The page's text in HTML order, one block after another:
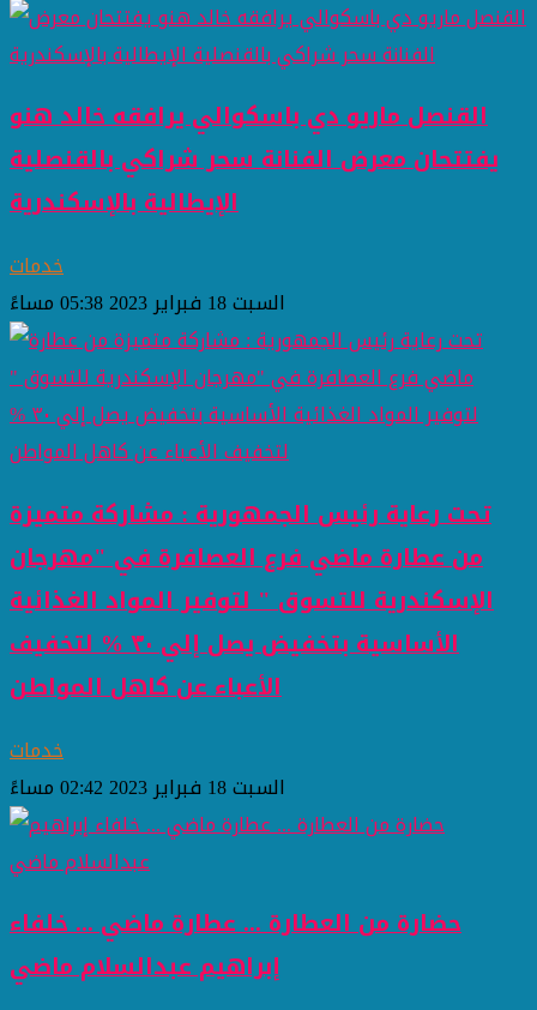
القنصل ماريو دي باسكوالي يرافقه خالد هنو
يفتتحان معرض الفنانة سحر شراكي بالقنصلية
الإيطالية بالإسكندرية
خدمات
السبت 18 فبراير 2023 05:38 مساءً
تحت رعاية رئيس الجمهورية : مشاركة متميزة
من عطارة ماضي فرع العصافرة في "مهرجان
الإسكندرية للتسوق " لتوفير المواد الغذائية
الأساسية بتخفيض يصل إلي ٣٠ % لتخفيف
الأعباء عن كاهل المواطن
خدمات
السبت 18 فبراير 2023 02:42 مساءً
حضارة من العطارة ... عطارة ماضي ... خلفاء
إبراهيم عبدالسلام ماضي